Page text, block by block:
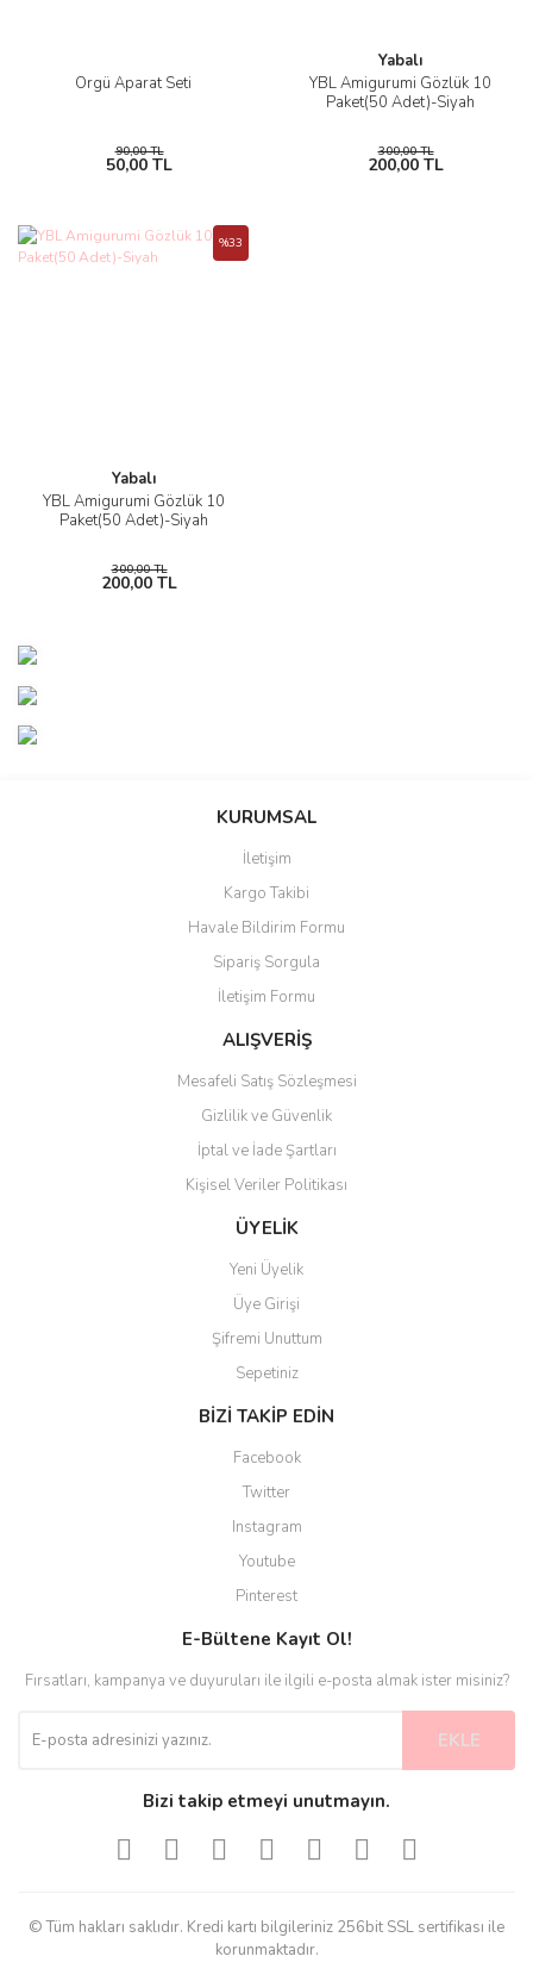
Örgü Aparat Seti
90,00 TL
50,00 TL
Yabalı
YBL Amigurumi Gözlük 10
Paket(50 Adet)-Siyah
300,00 TL
200,00 TL
Yabalı
YBL Amigurumi Gözlük 10
Paket(50 Adet)-Siyah
%33
300,00 TL
200,00 TL
%15 Yeni
Etrofil Yonca Baby Kadife
Ören Bayan
480,00 TL
Ören Bayan
(5 ADET)
150,00 TL
KURUMSAL
İletişim
Kargo Takibi
Havale Bildirim Formu
Sipariş Sorgula
İletişim Formu
ALIŞVERİŞ
Mesafeli Satış Sözleşmesi
Gizlilik ve Güvenlik
İptal ve İade Şartları
Kişisel Veriler Politikası
ÜYELİK
Yeni Üyelik
Üye Girişi
Şifremi Unuttum
Sepetiniz
BİZİ TAKİP EDİN
Facebook
Twitter
Instagram
Youtube
Pinterest
E-Bültene Kayıt Ol!
Fırsatları, kampanya ve duyuruları ile ilgili e-posta almak ister misiniz?
EKLE
Bizi takip etmeyi unutmayın.
© Tüm hakları saklıdır. Kredi kartı bilgileriniz 256bit SSL sertifikası ile
korunmaktadır.